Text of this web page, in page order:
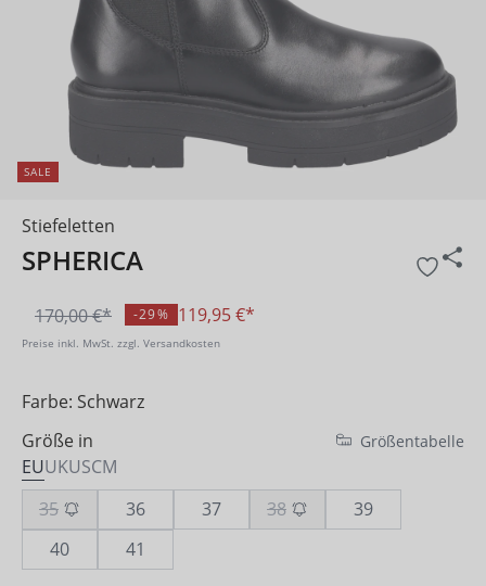
SALE
Stiefeletten
SPHERICA
119,95 €*
170,00 €* -29%
Preise inkl. MwSt. zzgl. Versandkosten
Farbe: Schwarz
Größe in
EUUKUSCM
Größentabelle
35 36 37 38
39
40
41